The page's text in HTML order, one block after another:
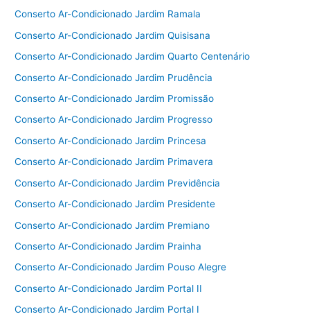
Conserto Ar-Condicionado Jardim Ramala
Conserto Ar-Condicionado Jardim Quisisana
Conserto Ar-Condicionado Jardim Quarto Centenário
Conserto Ar-Condicionado Jardim Prudência
Conserto Ar-Condicionado Jardim Promissão
Conserto Ar-Condicionado Jardim Progresso
Conserto Ar-Condicionado Jardim Princesa
Conserto Ar-Condicionado Jardim Primavera
Conserto Ar-Condicionado Jardim Previdência
Conserto Ar-Condicionado Jardim Presidente
Conserto Ar-Condicionado Jardim Premiano
Conserto Ar-Condicionado Jardim Prainha
Conserto Ar-Condicionado Jardim Pouso Alegre
Conserto Ar-Condicionado Jardim Portal II
Conserto Ar-Condicionado Jardim Portal I